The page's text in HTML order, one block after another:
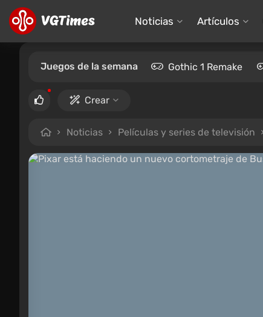
Noticias Artículos
Juegos de la semana Gothic 1 Remake
Crear
Noticias Películas y series de televisión